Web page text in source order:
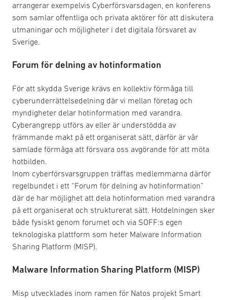
arrangerar exempelvis Cyberförsvarsdagen, en konferens
som samlar offentliga och privata aktörer för att diskutera
utmaningar och möjligheter i det digitala försvaret av
Sverige.
Forum för delning av hotinformation
För att skydda Sverige krävs en kollektiv förmåga till
cyberunderrättelsedelning där vi mellan företag och
myndigheter delar hotinformation med varandra.
Cyberangrepp utförs av eller är understödda av
främmande makt på ett organiserat sätt, därför är vår
samlade förmåga att försvara oss avgörande för att möta
hotbilden.
Inom cyberförsvarsgruppen träffas medlemmarna därför
regelbundet i ett “Forum för delning av hotinformation”
där de har möjlighet att dela hotinformation med varandra
på ett organiserat och strukturerat sätt. Hotdelningen sker
både fysiskt genom forumet och via SOFF:s egen
teknologiska plattform som heter Malware Information
Sharing Platform (MISP).
Malware Information Sharing Platform (MISP)
Misp utvecklades inom ramen för Natos projekt Smart